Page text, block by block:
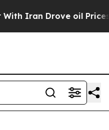
Drove oil Prices